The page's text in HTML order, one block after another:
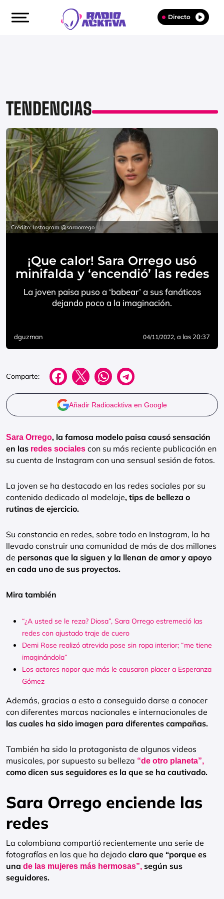
Directo
TENDENCIAS
Crédito: Instagram @saraorrego
¡Que calor! Sara Orrego usó
minifalda y ‘encendió’ las redes
La joven paisa puso a ‘babear’ a sus fanáticos
dejando poco a la imaginación.
dguzman 04/11/2022, a las 20:37
Comparte:
Añadir Radioacktiva en Google
Sara Orrego, la famosa modelo paisa causó sensación
en las redes sociales con su más reciente publicación en
su cuenta de Instagram con una sensual sesión de fotos.
La joven se ha destacado en las redes sociales por su
contenido dedicado al modelaje, tips de belleza o
rutinas de ejercicio.
Su constancia en redes, sobre todo en Instagram, la ha
llevado construir una comunidad de más de dos millones
de personas que la siguen y la llenan de amor y apoyo
en cada uno de sus proyectos.
Mira también
“¿A usted se le reza? Diosa”, Sara Orrego estremeció las
redes con ajustado traje de cuero
Demi Rose realizó atrevida pose sin ropa interior; “me tiene
imaginándola”
Los actores nopor que más le causaron placer a Esperanza
Gómez
Además, gracias a esto a conseguido darse a conocer
con diferentes marcas nacionales e internacionales de
las cuales ha sido imagen para diferentes campañas.
También ha sido la protagonista de algunos videos
musicales, por supuesto su belleza “de otro planeta”,
como dicen sus seguidores es la que se ha cautivado.
Sara Orrego enciende las
redes
La colombiana compartió recientemente una serie de
fotografías en las que ha dejado claro que “porque es
una de las mujeres más hermosas”, según sus
seguidores.